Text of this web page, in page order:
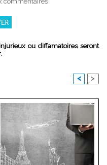
ou diffamatoires seront
< >